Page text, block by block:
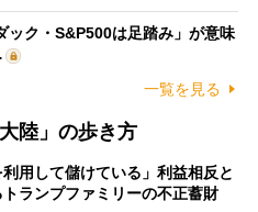
ック・S&P500は足踏み」が意味
一覧を見る
陸」の歩き方
利用して儲けている」利益相反と
ランプファミリーの不正蓄財